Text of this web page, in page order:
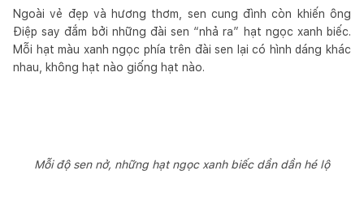
Ngoài vẻ đẹp và hương thơm, sen cung đình còn khiến ông
Điệp say đắm bởi những đài sen “nhả ra” hạt ngọc xanh biếc.
Mỗi hạt màu xanh ngọc phía trên đài sen lại có hình dáng khác
nhau, không hạt nào giống hạt nào.
Mỗi độ sen nở, những hạt ngọc xanh biếc dần dần hé lộ